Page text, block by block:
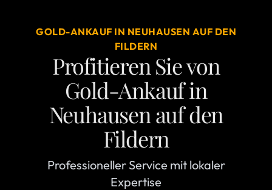
GOLD-ANKAUF IN NEUHAUSEN AUF DEN
FILDERN
Profitieren Sie von
Gold-Ankauf in
Neuhausen auf den
Fildern
Professioneller Service mit lokaler
Expertise